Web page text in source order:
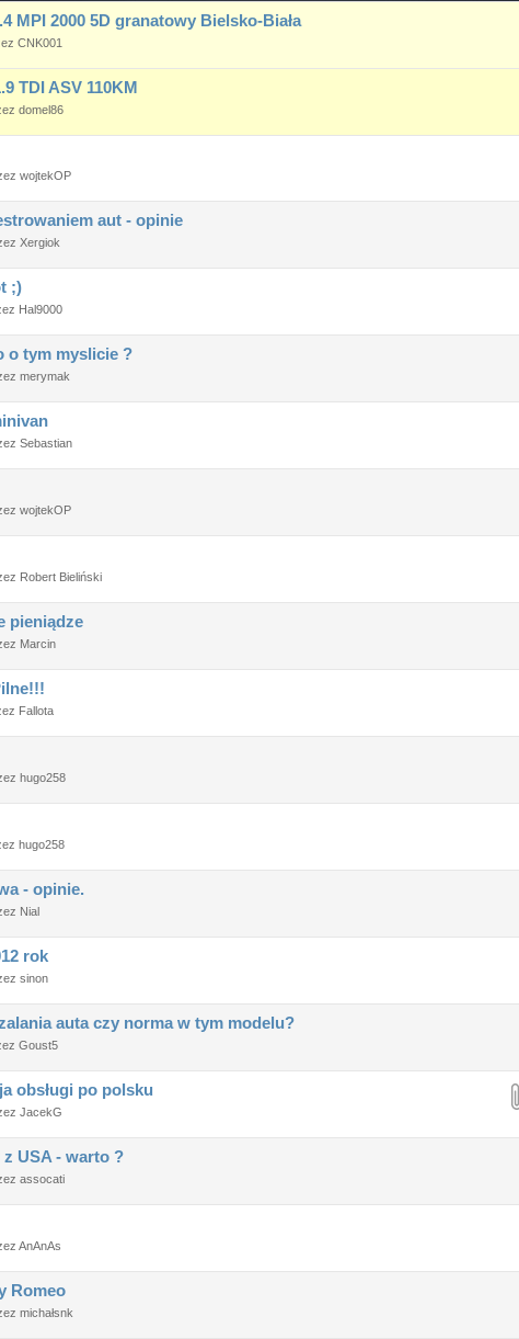
MPI 2000 5D granatowy Bielsko-Biała
CNK001
TDI ASV 110KM
domel86
wojtekOP
aut - opinie
Xergiok
;)
Hal9000
o tym myslicie ?
merymak
Sebastian
wojtekOP
Robert Bieliński
pieniądze
Marcin
Fallota
hugo258
hugo258
- opinie.
Nial
rok
sinon
auta czy norma w tym modelu?
Goust5
obsługi po polsku
JacekG
z USA - warto ?
assocati
AnAnAs
Romeo
michałsnk